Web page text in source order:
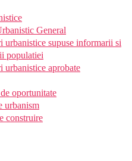
General
urbanistice supuse informarii si
populatiei
urbanistice aprobate
oportunitate
urbanism
construire